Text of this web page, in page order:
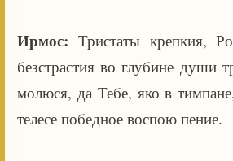
Ирмос:Тристаты крепкия,
безстрастия во глубине души
молюся, да Тебе, яко в
телесе победное воспою пение.